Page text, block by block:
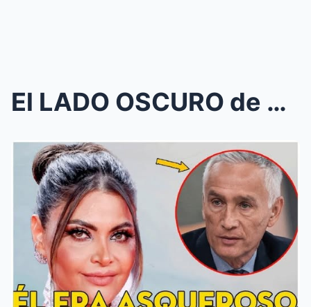
El LADO OSCURO de Chiquinquirá Delgado: ¿Fue Jorge...